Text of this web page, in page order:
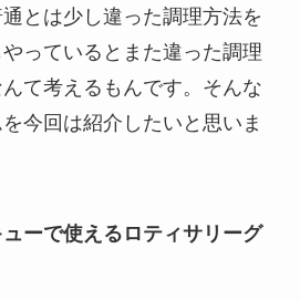
とは少し違った調理方法を
っているとまた違った調理
て考えるもんです。そんな
今回は紹介したいと思いま
ーで使えるロティサリーグ